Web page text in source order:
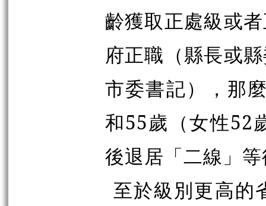
齡獲取正處級或
府正職（縣長或
市委書記），那
和55歲（女性52
後退居「二線」
至於級別更高的